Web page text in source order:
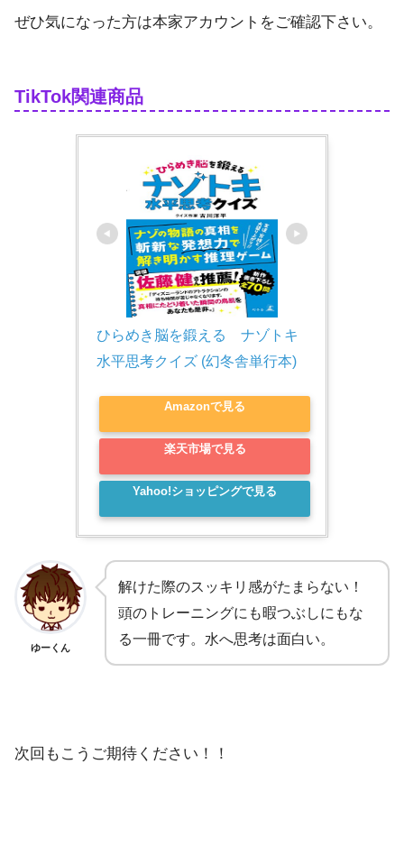
ぜひ気になった方は本家アカウントをご確認下さい。
TikTok関連商品
ひらめき脳を鍛える　ナゾトキ
水平思考クイズ (幻冬舎単行本)
Amazonで見る
楽天市場で見る
Yahoo!ショッピングで見る
ゆーくん
解けた際のスッキリ感がたまらない！
頭のトレーニングにも暇つぶしにもな
る一冊です。水へ思考は面白い。
次回もこうご期待ください！！